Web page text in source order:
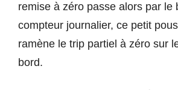
remise à zéro passe alors par le
compteur journalier, ce petit
ramène le trip partiel à zéro sur
bord.